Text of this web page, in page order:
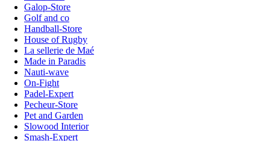
Galop-Store
Golf and co
Handball-Store
House of Rugby
La sellerie de Maé
Made in Paradis
Nauti-wave
On-Fight
Padel-Expert
Pecheur-Store
Pet and Garden
Slowood Interior
Smash-Expert